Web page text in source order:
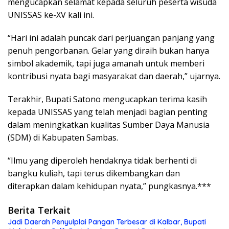
UNISSAS ke-XV kali ini.
“Hari ini adalah puncak dari perjuangan panjang yang
penuh pengorbanan. Gelar yang diraih bukan hanya
simbol akademik, tapi juga amanah untuk memberi
kontribusi nyata bagi masyarakat dan daerah,” ujarnya.
Terakhir, Bupati Satono mengucapkan terima kasih
kepada UNISSAS yang telah menjadi bagian penting
dalam meningkatkan kualitas Sumber Daya Manusia
(SDM) di Kabupaten Sambas.
“Ilmu yang diperoleh hendaknya tidak berhenti di
bangku kuliah, tapi terus dikembangkan dan
diterapkan dalam kehidupan nyata,” pungkasnya.***
Berita Terkait
Jadi Daerah Penyulplai Pangan Terbesar di Kalbar, Bupati